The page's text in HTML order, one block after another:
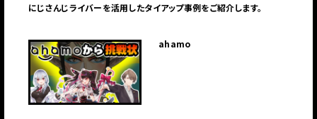
にじさんじライバーを活用したタイアップ事例をご紹介します。
ahamo